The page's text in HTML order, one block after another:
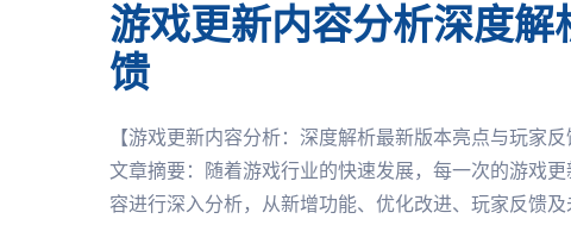
游戏更新内容分析深度
馈
【游戏更新内容分析：深度解析最新版本亮点与玩家反
文章摘要：随着游戏行业的快速发展，每一次的游戏
容进行深入分析，从新增功能、优化改进、玩家反馈